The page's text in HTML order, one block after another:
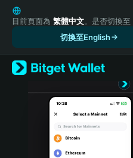
English
日本語
Русский
Español (Latinoamérica)
Türkçe
目前頁面為 繁體中文。是否切換至
切換至English